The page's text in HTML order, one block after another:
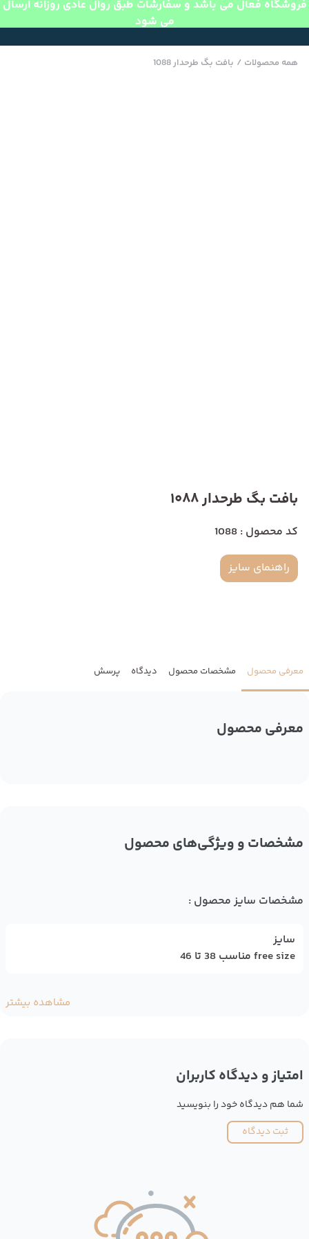
فروشگاه فعال می باشد و سفارشات طبق روال عادی روزانه ارسال
می شود
همه محصولات / بافت بگ طرحدار 1088
بافت بگ طرحدار 1088
کد محصول : 1088
راهنمای سایز
معرفی محصول مشخصات محصول دیدگاه پرسش
معرفی محصول
مشخصات و ویژگی‌های محصول
مشخصات سایز محصول :
سایز
free size مناسب 38 تا 46
مشاهده بیشتر
امتیاز و دیدگاه کاربران
شما هم دیدگاه خود را بنویسید
ثبت دیدگاه